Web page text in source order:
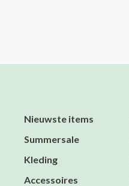
Nieuwste items
Summersale
Kleding
Accessoires